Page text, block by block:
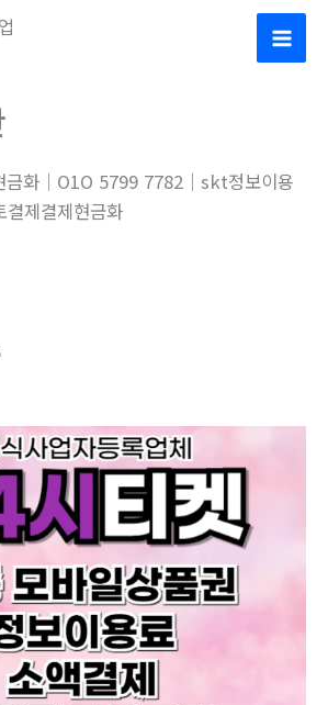
Main
금화｜O1O 5799 7782｜skt정보이용
결제결제현금화